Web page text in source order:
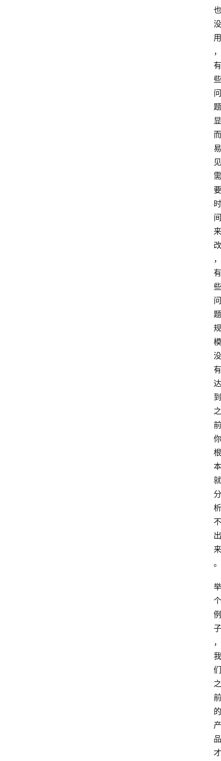
也
没
用
，
有
些
问
题
显
而
易
见
需
要
时
间
来
改
，
有
些
问
题
规
模
没
有
达
到
之
前
你
根
本
就
分
析
不
出
来
。
举
个
例
子
，
我
们
之
前
的
产
品
才